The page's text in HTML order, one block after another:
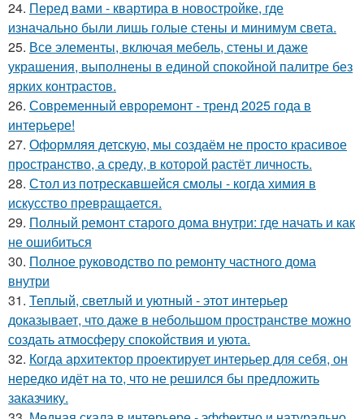
24. Перед вами - квартира в новостройке, где
изначально были лишь голые стены и минимум света.
25. Все элементы, включая мебель, стены и даже
украшения, выполнены в единой спокойной палитре без
ярких контрастов.
26. Современный евроремонт - тренд 2025 года в
интерьере!
27. Оформляя детскую, мы создаём не просто красивое
пространство, а среду, в которой растёт личность.
28. Стол из потрескавшейся смолы - когда химия в
искусство превращается.
29. Полный ремонт старого дома внутри: где начать и как
не ошибиться
30. Полное руководство по ремонту частного дома
внутри
31. Теплый, светлый и уютный - этот интерьер
доказывает, что даже в небольшом пространстве можно
создать атмосферу спокойствия и уюта.
32. Когда архитектор проектирует интерьер для себя, он
нередко идёт на то, что не решился бы предложить
заказчику.